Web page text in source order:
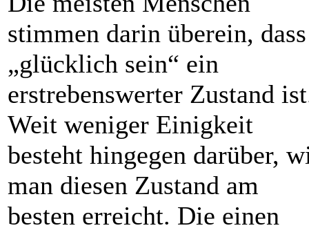
stimmen darin überein, dass
„glücklich sein“ ein
erstrebenswerter Zustand
Weit weniger Einigkeit
besteht hingegen darüber,
man diesen Zustand am
besten erreicht. Die einen